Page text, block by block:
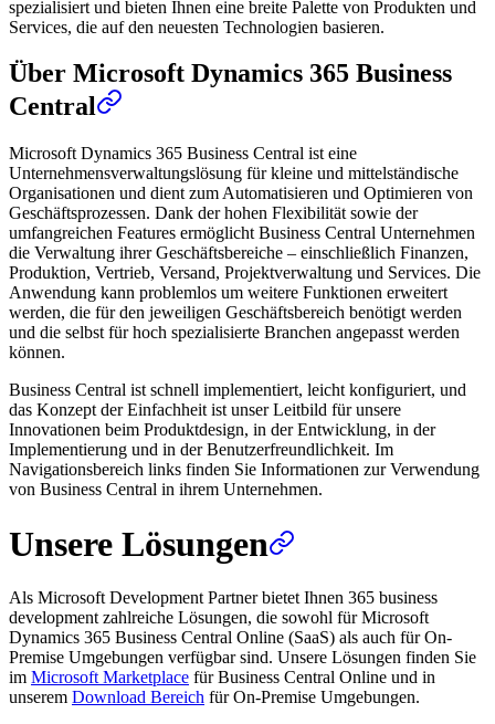
spezialisiert und bieten Ihnen eine breite Palette von Produkten und
Services, die auf den neuesten Technologien basieren.
Über Microsoft Dynamics 365 Business
Central
Microsoft Dynamics 365 Business Central ist eine
Unternehmensverwaltungslösung für kleine und mittelständische
Organisationen und dient zum Automatisieren und Optimieren von
Geschäftsprozessen. Dank der hohen Flexibilität sowie der
umfangreichen Features ermöglicht Business Central Unternehmen
die Verwaltung ihrer Geschäftsbereiche – einschließlich Finanzen,
Produktion, Vertrieb, Versand, Projektverwaltung und Services. Die
Anwendung kann problemlos um weitere Funktionen erweitert
werden, die für den jeweiligen Geschäftsbereich benötigt werden
und die selbst für hoch spezialisierte Branchen angepasst werden
können.
Business Central ist schnell implementiert, leicht konfiguriert, und
das Konzept der Einfachheit ist unser Leitbild für unsere
Innovationen beim Produktdesign, in der Entwicklung, in der
Implementierung und in der Benutzerfreundlichkeit. Im
Navigationsbereich links finden Sie Informationen zur Verwendung
von Business Central in ihrem Unternehmen.
Unsere Lösungen
Als Microsoft Development Partner bietet Ihnen 365 business
development zahlreiche Lösungen, die sowohl für Microsoft
Dynamics 365 Business Central Online (SaaS) als auch für On-
Premise Umgebungen verfügbar sind. Unsere Lösungen finden Sie
im Microsoft Marketplace für Business Central Online und in
unserem Download Bereich für On-Premise Umgebungen.